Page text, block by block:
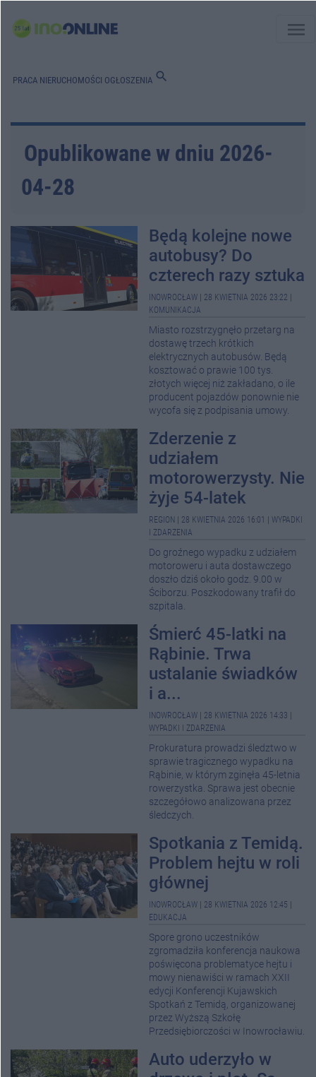
menu
PRACA NIERUCHOMOŚCI OGŁOSZENIA search
Opublikowane w dniu 2026-
04-28
Będą kolejne nowe
autobusy? Do
czterech razy sztuka
INOWROCŁAW 28 KWIETNIA 2026 23:22
KOMUNIKACJA
Miasto rozstrzygnęło przetarg na
dostawę trzech krótkich
elektrycznych autobusów. Będą
kosztować o prawie 100 tys.
złotych więcej niż zakładano, o ile
producent pojazdów ponownie nie
wycofa się z podpisania umowy.
Zderzenie z
udziałem
motorowerzysty. Nie
żyje 54-latek
REGION 28 KWIETNIA 2026 16:01
WYPADKI
I ZDARZENIA
Do groźnego wypadku z udziałem
motoroweru i auta dostawczego
doszło dziś około godz. 9.00 w
Ściborzu. Poszkodowany trafił do
szpitala.
Śmierć 45-latki na
Rąbinie. Trwa
ustalanie świadków
i a...
INOWROCŁAW 28 KWIETNIA 2026 14:33
WYPADKI I ZDARZENIA
Prokuratura prowadzi śledztwo w
sprawie tragicznego wypadku na
Rąbinie, w którym zginęła 45-letnia
rowerzystka. Sprawa jest obecnie
szczegółowo analizowana przez
śledczych.
Spotkania z Temidą.
Problem hejtu w roli
głównej
INOWROCŁAW 28 KWIETNIA 2026 12:45
EDUKACJA
Spore grono uczestników
zgromadziła konferencja naukowa
poświęcona problematyce hejtu i
mowy nienawiści w ramach XXII
edycji Konferencji Kujawskich
Spotkań z Temidą, organizowanej
przez Wyższą Szkołę
Przedsiębiorczości w Inowrocławiu.
Auto uderzyło w